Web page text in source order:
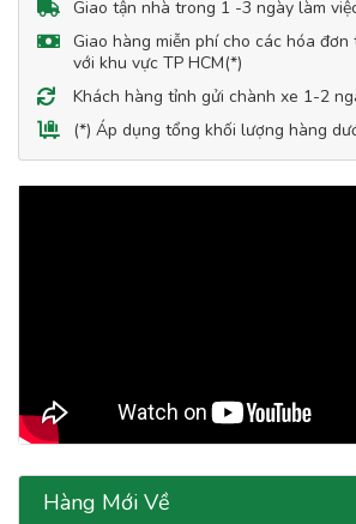
Giao tận nhà trong 1 -3 ngày làm
Giao hàng miễn phí cho các hóa đơn
với khu vực TP HCM(*)
Khách hàng tỉnh gửi chành xe 1-2
(*) Áp dụng tổng khối lượng hàng
Hàng Mới Về